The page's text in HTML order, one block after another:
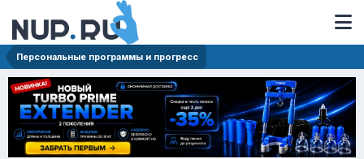
Персональные программы и прогресс